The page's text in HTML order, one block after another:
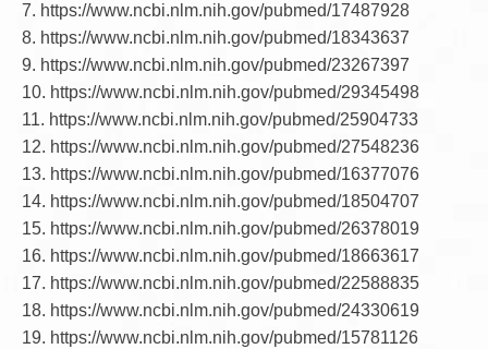
7. https://www.ncbi.nlm.nih.gov/pubmed/17487928
8. https://www.ncbi.nlm.nih.gov/pubmed/18343637
9. https://www.ncbi.nlm.nih.gov/pubmed/23267397
10. https://www.ncbi.nlm.nih.gov/pubmed/29345498
11. https://www.ncbi.nlm.nih.gov/pubmed/25904733
12. https://www.ncbi.nlm.nih.gov/pubmed/27548236
13. https://www.ncbi.nlm.nih.gov/pubmed/16377076
14. https://www.ncbi.nlm.nih.gov/pubmed/18504707
15. https://www.ncbi.nlm.nih.gov/pubmed/26378019
16. https://www.ncbi.nlm.nih.gov/pubmed/18663617
17. https://www.ncbi.nlm.nih.gov/pubmed/22588835
18. https://www.ncbi.nlm.nih.gov/pubmed/24330619
19. https://www.ncbi.nlm.nih.gov/pubmed/15781126